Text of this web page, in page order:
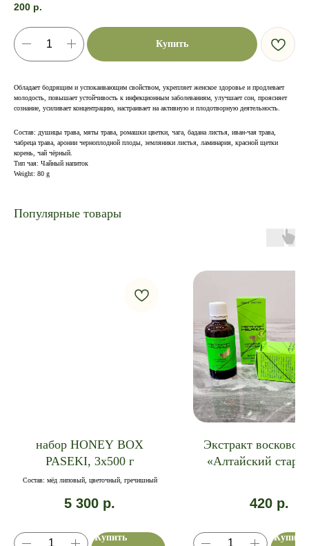
200 р.
Купить
Обладает бодрящим и успокаивающим свойством, укрепляет женское здоровье и продлевает
молодость, повышает устойчивость к инфекционным заболеваниям, улучшает сон, проясняет
сознание, усиливает концентрацию, настраивает на активную и плодотворную деятельность.
Состав: душицы трава, мяты трава, ромашки цветки, чага, бадана листья, иван-чая трава,
чабреца трава, аронии черноплодной плоды, земляники листья, ламинария, красной щетки
корень, чай чёрный.
Тип чая: Чайный напиток
Weight: 80 g
Популярные товары
набор HONEY BOX
PASEKI, 3x500 г
Состав: мёд липовый, цветочный, гречишный
5 300 р.
Купить
Экстракт
«Алтайский
420 р.
Купить